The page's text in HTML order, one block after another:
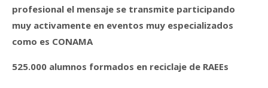
profesional el mensaje se transmite participando
muy activamente en eventos muy especializados
como es CONAMA
525.000 alumnos formados en reciclaje de RAEEs